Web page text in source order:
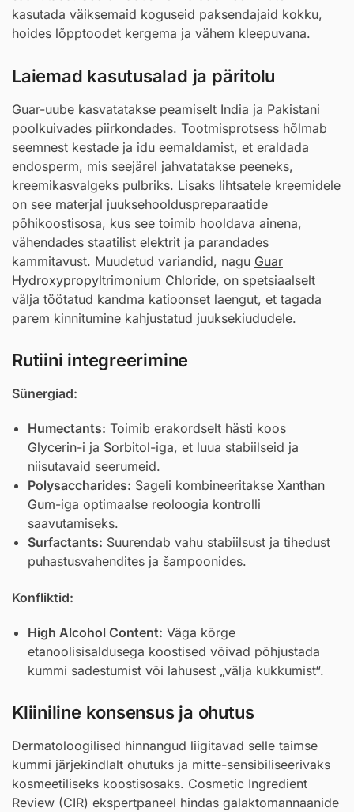
kasutada väiksemaid koguseid paksendajaid kokku,
hoides lõpptoodet kergema ja vähem kleepuvana.
Laiemad kasutusalad ja päritolu
Guar-uube kasvatatakse peamiselt India ja Pakistani
poolkuivades piirkondades. Tootmisprotsess hõlmab
seemnest kestade ja idu eemaldamist, et eraldada
endosperm, mis seejärel jahvatatakse peeneks,
kreemikasvalgeks pulbriks. Lisaks lihtsatele kreemidele
on see materjal juuksehoolduspreparaatide
põhikoostisosa, kus see toimib hooldava ainena,
vähendades staatilist elektrit ja parandades
kammitavust. Muudetud variandid, nagu Guar
Hydroxypropyltrimonium Chloride, on spetsiaalselt
välja töötatud kandma katioonset laengut, et tagada
parem kinnitumine kahjustatud juuksekiududele.
Rutiini integreerimine
Sünergiad:
Humectants: Toimib erakordselt hästi koos
Glycerin-i ja Sorbitol-iga, et luua stabiilseid ja
niisutavaid seerumeid.
Polysaccharides: Sageli kombineeritakse Xanthan
Gum-iga optimaalse reoloogia kontrolli
saavutamiseks.
Surfactants: Suurendab vahu stabiilsust ja tihedust
puhastusvahendites ja šampoonides.
Konfliktid:
High Alcohol Content: Väga kõrge
etanoolisisaldusega koostised võivad põhjustada
kummi sadestumist või lahusest „välja kukkumist“.
Kliiniline konsensus ja ohutus
Dermatoloogilised hinnangud liigitavad selle taimse
kummi järjekindlalt ohutuks ja mitte-sensibiliseerivaks
kosmeetiliseks koostisosaks. Cosmetic Ingredient
Review (CIR) ekspertpaneel hindas galaktomannaanide